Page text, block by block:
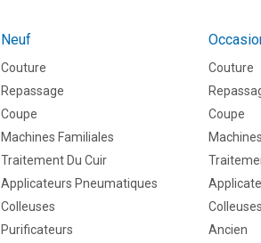
Neuf
Couture
Repassage
Coupe
Machines Familiales
Traitement Du Cuir
Applicateurs Pneumatiques
Colleuses
Purificateurs
Couture
Coupe
Colleuses
Ancien